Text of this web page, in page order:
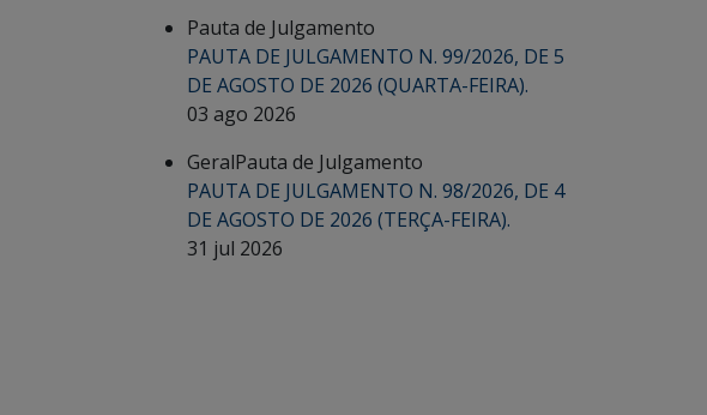
Pauta de Julgamento
PAUTA DE JULGAMENTO N. 99/2026, DE 5
DE AGOSTO DE 2026 (QUARTA-FEIRA).
03 ago 2026
GeralPauta de Julgamento
PAUTA DE JULGAMENTO N. 98/2026, DE 4
DE AGOSTO DE 2026 (TERÇA-FEIRA).
31 jul 2026